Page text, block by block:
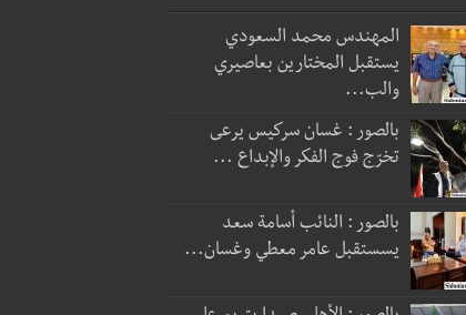
المهندس محمد السعودي
يستقبل المختارين بعاصيري
والب...
بالصور : غسان سركيس يرعى
تخرّج فوج الفكر والإبداع ...
بالصور : النائب أسامة سعد
يسستقبل عامر معطي وغسان...